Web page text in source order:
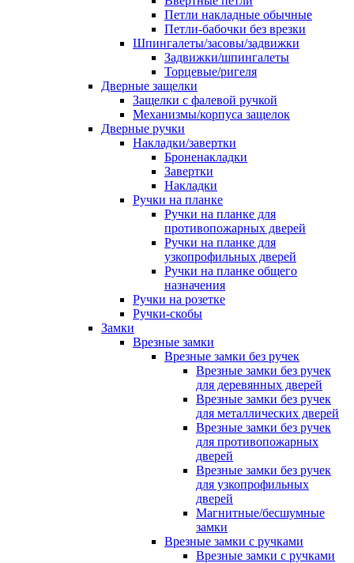
Петли накладные обычные
Петли-бабочки без врезки
Шпингалеты/засовы/задвижки
Задвижки/шпингалеты
Торцевые/ригеля
Дверные защелки
Защелки с фалевой ручкой
Механизмы/корпуса защелок
Дверные ручки
Накладки/завертки
Броненакладки
Завертки
Накладки
Ручки на планке
Ручки на планке для
противопожарных дверей
Ручки на планке для
узкопрофильных дверей
Ручки на планке общего
назначения
Ручки на розетке
Ручки-скобы
Замки
Врезные замки
Врезные замки без ручек
Врезные замки без ручек
для деревянных дверей
Врезные замки без ручек
для металлических дверей
Врезные замки без ручек
для противопожарных
дверей
Врезные замки без ручек
для узкопрофильных
дверей
Магнитные/бесшумные
замки
Врезные замки с ручками
Врезные замки с ручками